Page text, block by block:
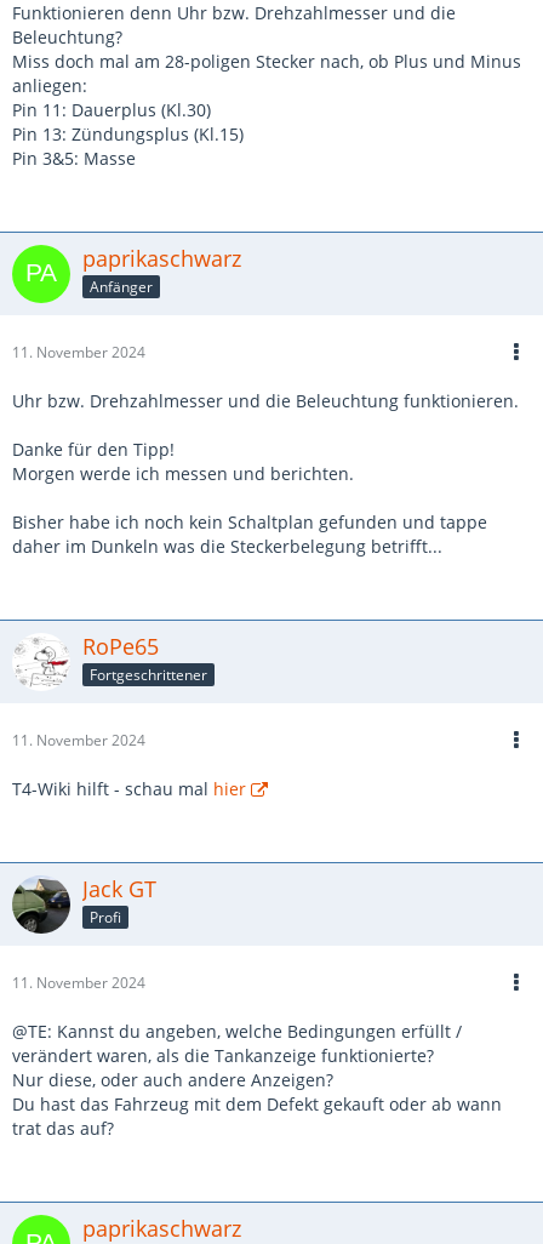
Funktionieren denn Uhr bzw. Drehzahlmesser und die
Beleuchtung?
Miss doch mal am 28-poligen Stecker nach, ob Plus und Minus
anliegen:
Pin 11: Dauerplus (Kl.30)
Pin 13: Zündungsplus (Kl.15)
Pin 3&5: Masse
paprikaschwarz
Anfänger
11. November 2024
Uhr bzw. Drehzahlmesser und die Beleuchtung funktionieren.
Danke für den Tipp!
Morgen werde ich messen und berichten.
Bisher habe ich noch kein Schaltplan gefunden und tappe
daher im Dunkeln was die Steckerbelegung betrifft...
RoPe65
Fortgeschrittener
11. November 2024
T4-Wiki hilft - schau mal hier
Jack GT
Profi
11. November 2024
@TE: Kannst du angeben, welche Bedingungen erfüllt /
verändert waren, als die Tankanzeige funktionierte?
Nur diese, oder auch andere Anzeigen?
Du hast das Fahrzeug mit dem Defekt gekauft oder ab wann
trat das auf?
paprikaschwarz